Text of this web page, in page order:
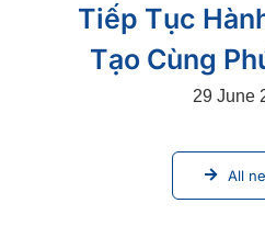
Tiếp Tục
Tạo Cùng
29 June
All